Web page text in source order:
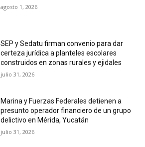
agosto 1, 2026
SEP y Sedatu firman convenio para dar
certeza jurídica a planteles escolares
construidos en zonas rurales y ejidales
julio 31, 2026
Marina y Fuerzas Federales detienen a
presunto operador financiero de un grupo
delictivo en Mérida, Yucatán
julio 31, 2026